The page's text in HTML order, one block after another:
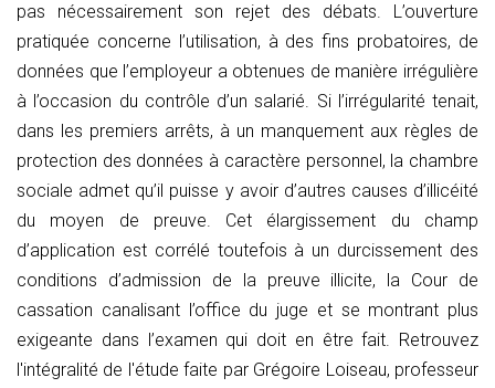
pas nécessairement son rejet des débats. L’ouverture
pratiquée concerne l’utilisation, à des fins probatoires, de
données que l’employeur a obtenues de manière irrégulière
à l’occasion du contrôle d’un salarié. Si l’irrégularité tenait,
dans les premiers arrêts, à un manquement aux règles de
protection des données à caractère personnel, la chambre
sociale admet qu’il puisse y avoir d’autres causes d’illicéité
du moyen de preuve. Cet élargissement du champ
d’application est corrélé toutefois à un durcissement des
conditions d’admission de la preuve illicite, la Cour de
cassation canalisant l’office du juge et se montrant plus
exigeante dans l’examen qui doit en être fait. Retrouvez
l'intégralité de l'étude faite par Grégoire Loiseau, professeur